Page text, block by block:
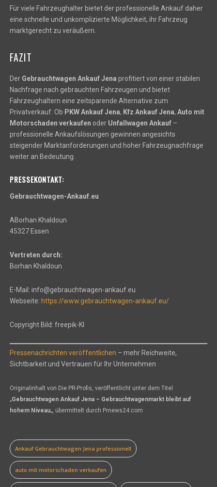
Für viele Fahrzeughalter bietet der professionelle Ankauf daher
eine schnelle und unkomplizierte Möglichkeit, ihr Fahrzeug
marktgerecht zu veräußern.
FAZIT
Der Gebrauchtwagen Ankauf Jena profitiert von einer stabilen
Nachfrage nach gebrauchten Fahrzeugen und bietet
Fahrzeughaltern eine zeitsparende Alternative zum
Privatverkauf. Ob PKW Ankauf Jena, Kfz Ankauf Jena, Auto mit
Motorschaden verkaufen oder Unfallwagen Ankauf –
professionelle Ankaufslösungen gewinnen angesichts
steigender Marktanforderungen und hoher Fahrzeugnachfrage
weiter an Bedeutung.
PRESSEKONTAKT:
Gebrauchtwagen-Ankauf.eu
ABorhan Khaldoun
45327 Essen
Vertreten durch:
Borhan Khaldoun
E-Mail: info@gebrauchtwagen-ankauf.eu
Webseite: https://www.gebrauchtwagen-ankauf.eu/
Copyright Bild: freepik-KI
Pressenachrichten veröffentlichen – mehr Reichweite,
Sichtbarkeit und Vertrauen für Ihr Unternehmen
Originalinhalt von Die PR-Profis, veröffentlicht unter dem Titel
„Gebrauchtwagen Ankauf Jena – Gebrauchtwagenmarkt bleibt auf
hohem Niveau„, übermittelt durch Prnews24.com
Ankauf Gebrauchtwagen Jena professionell
auto mit motorschaden verkaufen